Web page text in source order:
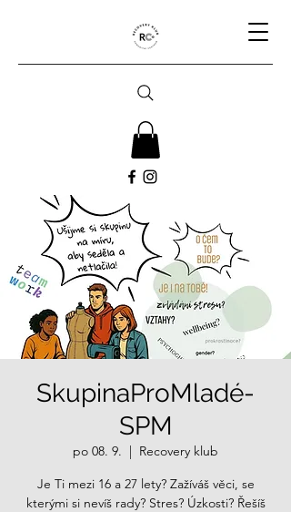
SkupinaProMladé-
SPM
po 08. 9.
  |
Recovery klub
Je Ti mezi 16 a 27 lety? Zažíváš věci, se
kterými si nevíš rady? Stres? Úzkosti? Řešíš